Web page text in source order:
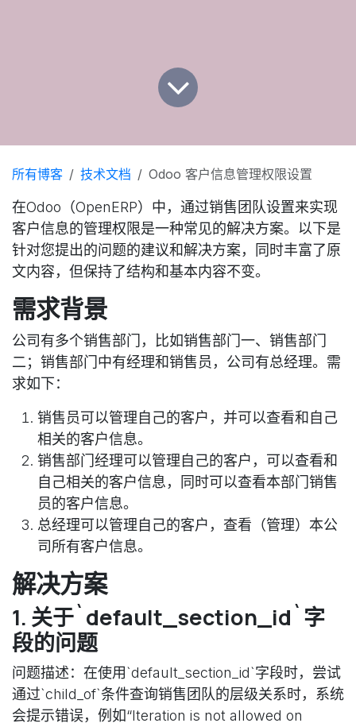
所有博客 技术文档 Odoo 客户信息管理权限设置
在Odoo（OpenERP）中，通过销售团队设置来实现
客户信息的管理权限是一种常见的解决方案。以下是
针对您提出的问题的建议和解决方案，同时丰富了原
文内容，但保持了结构和基本内容不变。
需求背景
公司有多个销售部门，比如销售部门一、销售部门
二；销售部门中有经理和销售员，公司有总经理。需
求如下：
销售员可以管理自己的客户，并可以查看和自己
相关的客户信息。
销售部门经理可以管理自己的客户，可以查看和
自己相关的客户信息，同时可以查看本部门销售
员的客户信息。
总经理可以管理自己的客户，查看（管理）本公
司所有客户信息。
解决方案
1. 关于`default_section_id`字
段的问题
问题描述：在使用`default_section_id`字段时，尝试
通过`child_of`条件查询销售团队的层级关系时，系统
会提示错误，例如“Iteration is not allowed on